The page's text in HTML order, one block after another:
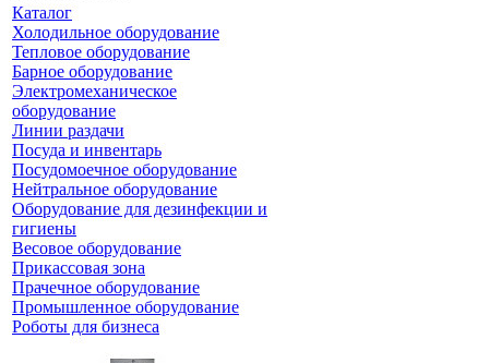
Каталог
Холодильное оборудование
Тепловое оборудование
Барное оборудование
Электромеханическое
оборудование
Линии раздачи
Посуда и инвентарь
Посудомоечное оборудование
Нейтральное оборудование
Оборудование для дезинфекции и
гигиены
Весовое оборудование
Прикассовая зона
Прачечное оборудование
Промышленное оборудование
Роботы для бизнеса